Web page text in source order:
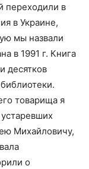
переходили в
в Украине,
мы назвали
в 1991 г. Книга
десятков
товарища я
Михайловичу,
о